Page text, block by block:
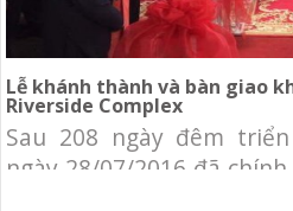
Lễ khánh thành và bàn giao
Riverside Complex
Sau 208 ngày đêm
ngày 28/07/2016 đã